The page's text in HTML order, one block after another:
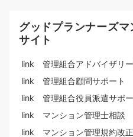
グッドプランナーズ
サイト
link 管理組合アドバイザリ
link 管理組合顧問サポート
link 管理組合役員派遣サポ
link マンション管理士相談
link マンション管理規約改